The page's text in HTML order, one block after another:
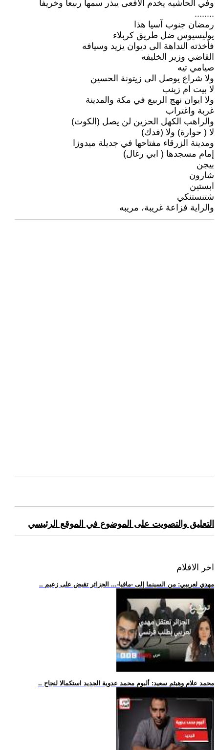
وفي الحاشيه يخدم الافعى يبذر سمها ربيعآ وخريفا
........
رمضان جنوب آسيا هذا
يوليسيوس ضل طريق كربلاء
فأخذته النداهة الى ديوان يزيد وسيافه
القاضي وزير الخليفه
صيامي تيه
ولا شراع يوصل الى زيتونة الحسين
لا بيت ام زينب
ولا ايوان نهج الربيع في مكة والمدينة
غربة واغتراب
والراهب الكهل الحزين لن يصل (الكوت)
لا ( حوارة) ولا (فدك)
ومدينة الزرقاء مفتاحها في جديلة ميدوزا
إمام مسجدها ( ابي رغال)
بيجن
شارون
ابستين
شتنستنكي
والراية فزاعة غريبة، مريبه
التعليق والتصويت على الموضوع في الموقع الرئيسي
اخر الافلام
.. مهدي لعريبي: من السينما إلى -مافيا-... الجزائر تقبض على زعيم
.. محمد علام وهيثم سعيد: ألبوم محمد عدوية الجديد استكمالا لنجاح